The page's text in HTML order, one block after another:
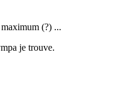
(?) ...
je trouve.